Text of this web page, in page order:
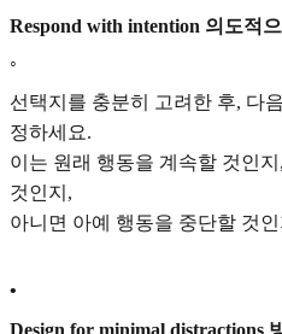
Respond with intention 의도적
◦
선택지를 충분히 고려한 후, 다
정하세요.
이는 원래 행동을 계속할 것인
것인지,
아니면 아예 행동을 중단할 것
•
Design for minimal distractions